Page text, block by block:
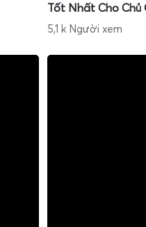
Tốt Nhất Cho Chủ
5,1 k Người xem